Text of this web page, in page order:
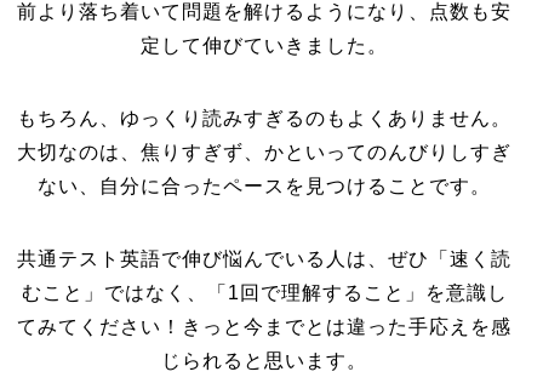
前より落ち着いて問題を解けるようになり、点数も安
定して伸びていきました。
もちろん、ゆっくり読みすぎるのもよくありません。
大切なのは、焦りすぎず、かといってのんびりしすぎ
ない、自分に合ったペースを見つけることです。
共通テスト英語で伸び悩んでいる人は、ぜひ「速く読
むこと」ではなく、「1回で理解すること」を意識し
てみてください！きっと今までとは違った手応えを感
じられると思います。